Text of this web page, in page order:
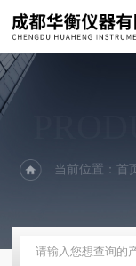
当前位置：首